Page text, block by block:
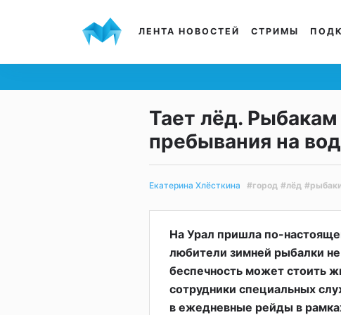
ЛЕНТА НОВОСТЕЙ СТРИМЫ
Тает лёд.
пребывания на
Екатерина Хлёсткина #город #лёд
На Урал пришла по-
любители зимней рыбалки
беспечность может стоить
сотрудники специальных
в ежедневные рейды в